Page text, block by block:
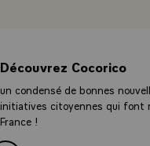
Découvrez Cocorico
un condensé de bonnes
initiatives citoyennes qui font
France !